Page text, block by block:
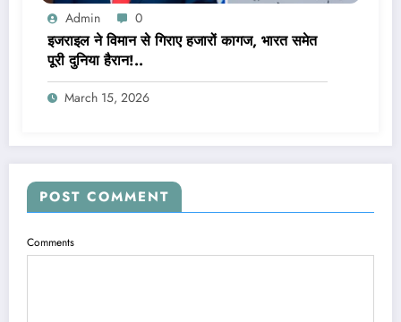
Admin 0
इजराइल ने विमान से गिराए हजारों कागज, भारत समेत
पूरी दुनिया हैरान!..
March 15, 2026
POST COMMENT
Comments